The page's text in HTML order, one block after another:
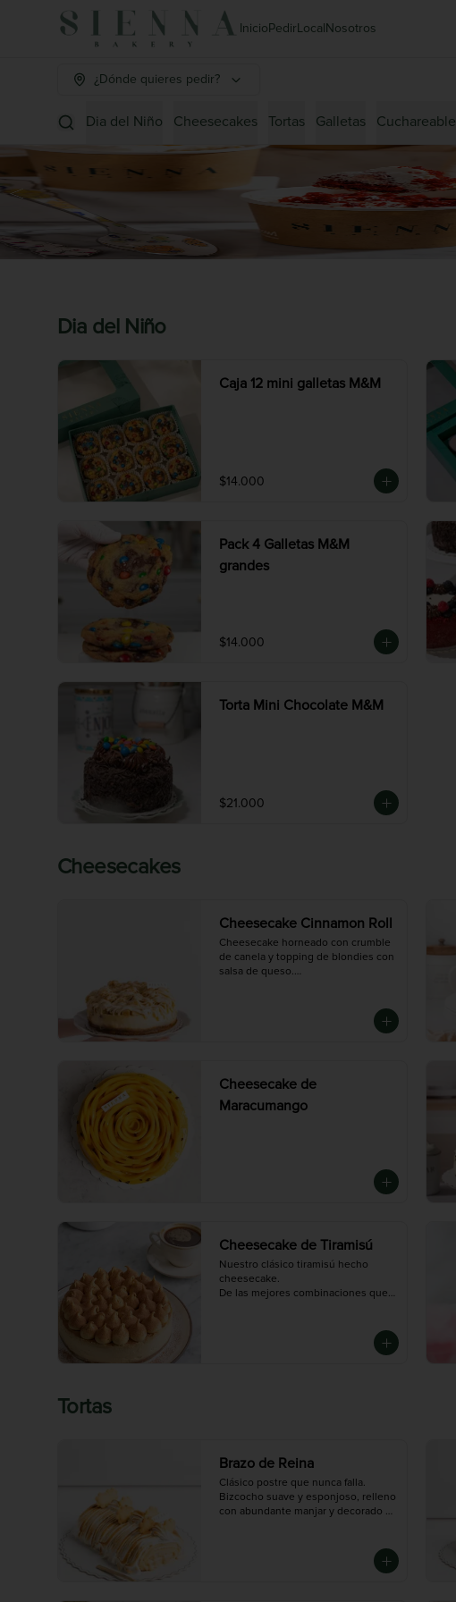
InicioPedirLocalNosotros
¿Dónde quieres pedir?
Dia del Niño Cheesecakes Tortas Galletas Cuchareable
Dia del Niño
Caja 12 mini galletas M&M
$14.000
Pack 4 Galletas M&M
grandes
$14.000
Torta Mini Chocolate M&M
$21.000
Cheesecakes
Cheesecake Cinnamon Roll
Cheesecake horneado con crumble
de canela y topping de blondies con
salsa de queso.
porciones),  Grande (14-16 porciones)
Cheesecake de
Maracumango
Cheesecake de Tiramisú
Nuestro clásico tiramisú hecho
cheesecake.
De las mejores combinaciones que
Tortas
Brazo de Reina
Clásico postre que nunca falla.
Bizcocho suave y esponjoso, relleno
con abundante manjar y decorado